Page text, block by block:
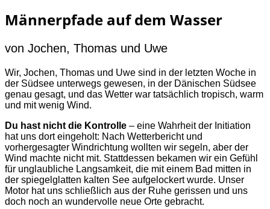
Männerpfade auf dem Wasser
von Jochen, Thomas und Uwe
Wir, Jochen, Thomas und Uwe sind in der letzten Woche in
der Südsee unterwegs gewesen, in der Dänischen Südsee
genau gesagt, und das Wetter war tatsächlich tropisch, warm
und mit wenig Wind.
Du hast nicht die Kontrolle – eine Wahrheit der Initiation
hat uns dort eingeholt: Nach Wetterbericht und
vorhergesagter Windrichtung wollten wir segeln, aber der
Wind machte nicht mit. Stattdessen bekamen wir ein Gefühl
für unglaubliche Langsamkeit, die mit einem Bad mitten in
der spiegelglatten kalten See aufgelockert wurde. Unser
Motor hat uns schließlich aus der Ruhe gerissen und uns
doch noch an wundervolle neue Orte gebracht.